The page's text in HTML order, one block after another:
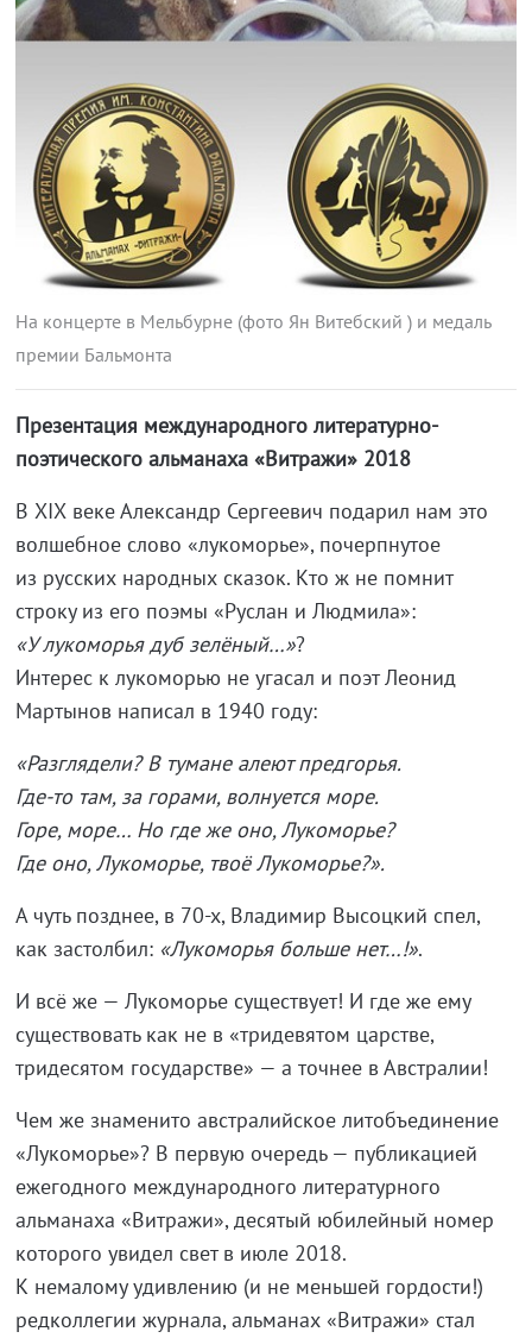
На концерте в Мельбурне (фото Ян Витебский ) и медаль
премии Бальмонта
Презентация международного литературно-
поэтического альманаха «Витражи» 2018
В ХIХ веке Александр Сергеевич подарил нам это
волшебное слово «лукоморье», почерпнутое
из русских народных сказок. Кто ж не помнит
строку из его поэмы «Руслан и Людмила»:
«У лукоморья дуб зелёный…»?
Интерес к лукоморью не угасал и поэт Леонид
Мартынов написал в 1940 году:
«Разглядели? В тумане алеют предгорья.
Где-то там, за горами, волнуется море.
Горе, море… Но где же оно, Лукоморье?
Где оно, Лукоморье, твоё Лукоморье?».
А чуть позднее, в 70-х, Владимир Высоцкий спел,
как застолбил: «Лукоморья больше нет…!».
И всё же — Лукоморье существует! И где же ему
существовать как не в «тридевятом царстве,
тридесятом государстве» — а точнее в Австралии!
Чем же знаменито австралийское литобъединение
«Лукоморье»? В первую очередь — публикацией
ежегодного международного литературного
альманаха «Витражи», десятый юбилейный номер
которого увидел свет в июле 2018.
К немалому удивлению (и не меньшей гордости!)
редколлегии журнала, альманах «Витражи» стал